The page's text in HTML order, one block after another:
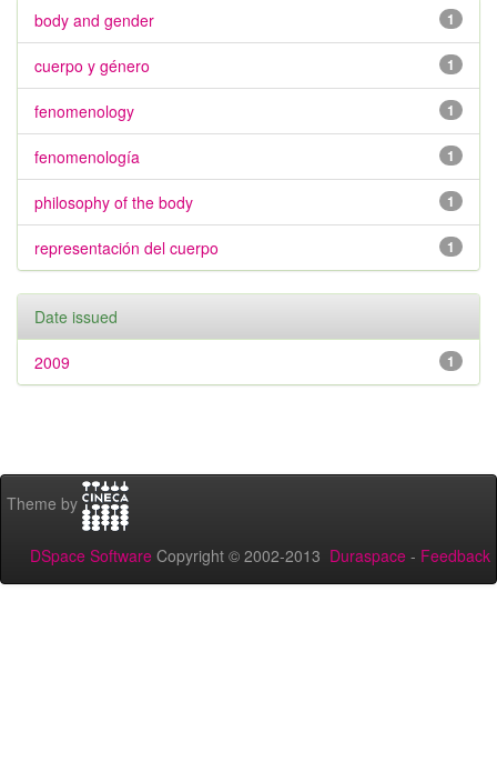
1
body and gender
1
cuerpo y género
1
fenomenology
1
fenomenología
1
philosophy of the body
1
representación del cuerpo
Date issued
1
2009
Theme by
DSpace Software Copyright © 2002-2013 Duraspace - Feedback